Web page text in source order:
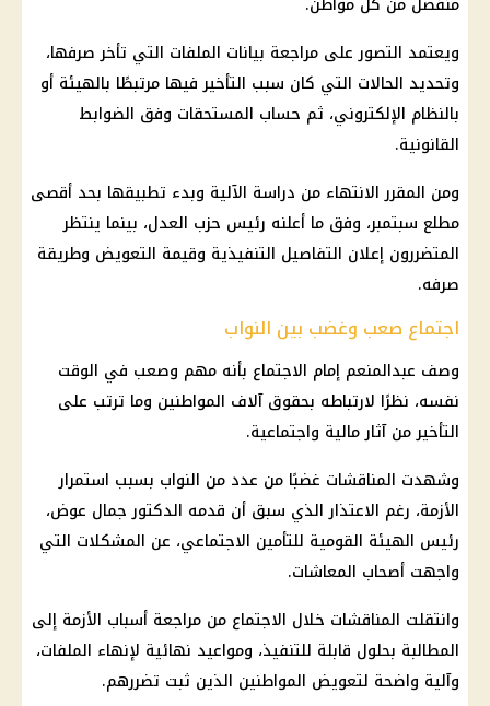
ويعتمد التصور على مراجعة بيانات الملفات التي تأخر صرفها،
وتحديد الحالات التي كان سبب التأخير فيها مرتبطًا بالهيئة أو
بالنظام الإلكتروني، ثم حساب المستحقات وفق الضوابط
القانونية.
ومن المقرر الانتهاء من دراسة الآلية وبدء تطبيقها بحد أقصى
مطلع سبتمبر، وفق ما أعلنه رئيس حزب العدل، بينما ينتظر
المتضررون إعلان التفاصيل التنفيذية وقيمة التعويض وطريقة
صرفه.
اجتماع صعب وغضب بين النواب
وصف عبدالمنعم إمام الاجتماع بأنه مهم وصعب في الوقت
نفسه، نظرًا لارتباطه بحقوق آلاف المواطنين وما ترتب على
التأخير من آثارمالية واجتماعية.
وشهدت المناقشات غضبًا من عدد من النواب بسبب استمرار
الأزمة، رغم الاعتذار الذي سبق أن قدمه الدكتور جمال عوض،
رئيس الهيئة القومية للتأمين الاجتماعي، عن المشكلات التي
واجهت أصحاب المعاشات.
وانتقلت المناقشات خلال الاجتماع من مراجعة أسباب الأزمة إلى
المطالبة بحلول قابلة للتنفيذ، ومواعيد نهائية لإنهاء الملفات،
وآلية واضحة لتعويض المواطنين الذين ثبت تضررهم.